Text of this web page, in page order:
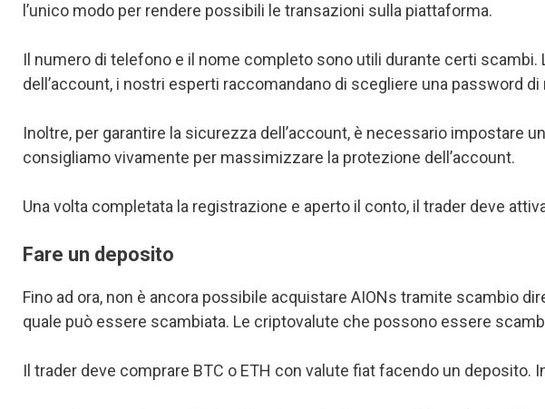
l’unico modo per rendere possibili le transazioni sulla piattaforma.
Il numero di telefono e il nome completo sono utili durante certi
dell’account, i nostri esperti raccomandano di scegliere una password
Inoltre, per garantire la sicurezza dell’account, è necessario impostare
consigliamo vivamente per massimizzare la protezione dell’account.
Una volta completata la registrazione e aperto il conto, il trader deve
Fare un deposito
Fino ad ora, non è ancora possibile acquistare AIONs tramite scambio
quale può essere scambiata. Le criptovalute che possono essere
Il trader deve comprare BTC o ETH con valute fiat facendo un deposito.